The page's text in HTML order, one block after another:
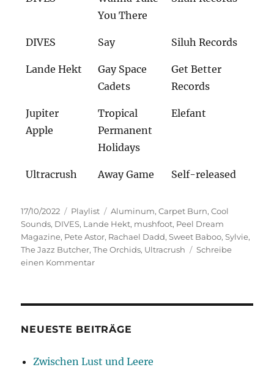
You There
DIVES Say Siluh Records
Lande Hekt
Gay Space
Cadets
Get Better
Records
Jupiter
Apple
Tropical
Permanent
Holidays
Elefant
Ultracrush Away Game Self-released
Veröffentlicht
am
17/10/2022 Kategorien
Playlist Schlagwörter
Aluminum,Carpet Burn,Cool
Sounds, DIVES, Lande Hekt, mushfoot, Peel Dream
Magazine, Pete Astor, Rachael Dadd,Sweet Baboo,Sylvie,
The Jazz Butcher,The Orchids, Ultracrush
Schreibe
einen Kommentarzu
NEUESTE BEITRÄGE
Zwischen Lust und Leere